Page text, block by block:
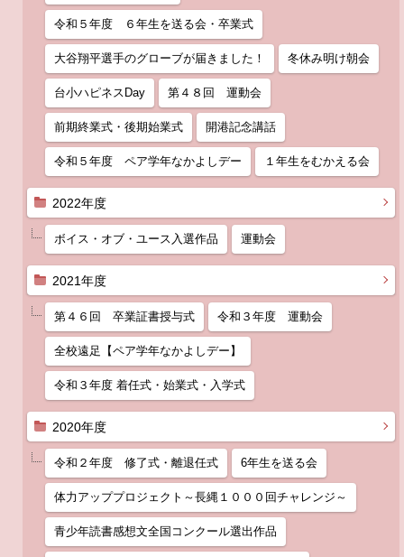
令和５年度 ６年生を送る会・卒業式
大谷翔平選手のグローブが届きました！ 冬休み明け朝会
台小ハピネスDay 第４８回 運動会
前期終業式・後期始業式 開港記念講話
令和５年度 ペア学年なかよしデー １年生をむかえる会
2022年度
ボイス・オブ・ユース入選作品 運動会
2021年度
第４６回 卒業証書授与式 令和３年度 運動会
全校遠足【ペア学年なかよしデー】
令和３年度 着任式・始業式・入学式
2020年度
令和２年度 修了式・離退任式 6年生を送る会
体力アッププロジェクト～長縄１０００回チャレンジ～
青少年読書感想文全国コンクール選出作品